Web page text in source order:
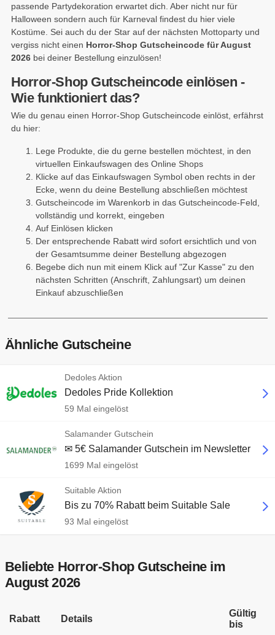
passende Partydekoration erwartet dich. Aber nicht nur für
Halloween sondern auch für Karneval findest du hier viele
Kostüme. Sei auch du der Star auf der nächsten Mottoparty und
vergiss nicht einen Horror-Shop Gutscheincode für August
2026bei deiner Bestellung einzulösen!
Horror-Shop Gutscheincode einlösen -
Wie funktioniert das?
Wie du genau einen Horror-Shop Gutscheincode einlöst, erfährst
du hier:
Lege Produkte, die du gerne bestellen möchtest, in den
virtuellen Einkaufswagen des Online Shops
Klicke auf das Einkaufswagen Symbol oben rechts in der
Ecke, wenn du deine Bestellung abschließen möchtest
Gutscheincode im Warenkorb in das Gutscheincode-Feld,
vollständig und korrekt, eingeben
Auf Einlösen klicken
Der entsprechende Rabatt wird sofort ersichtlich und von
der Gesamtsumme deiner Bestellung abgezogen
Begebe dich nun mit einem Klick auf "Zur Kasse" zu den
nächsten Schritten (Anschrift, Zahlungsart) um deinen
Einkauf abzuschließen
Ähnliche Gutscheine
Dedoles Aktion
Dedoles Pride Kollektion
59 Mal eingelöst
Salamander Gutschein
✉ 5€ Salamander Gutschein im Newsletter
1699 Mal eingelöst
Suitable Aktion
Bis zu 70% Rabatt beim Suitable Sale
93 Mal eingelöst
Beliebte Horror-Shop Gutscheine im
August 2026
Rabatt Details
Gültig
bis